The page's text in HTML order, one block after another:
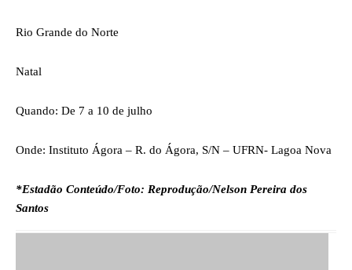
Rio Grande do Norte
Natal
Quando: De 7 a 10 de julho
Onde: Instituto Ágora – R. do Ágora, S/N – UFRN- Lagoa Nova
*Estadão Conteúdo/Foto: Reprodução/Nelson Pereira dos
Santos